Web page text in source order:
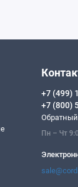
+7 (499)
+7 (800)
Пн – Чт